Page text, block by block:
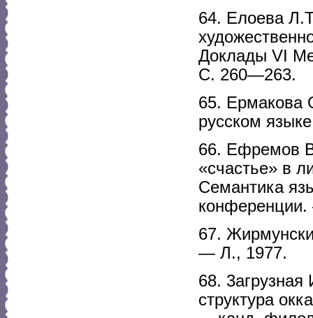
64. Елоева
Доклады VI
С. 260—263.
65. Ермакова
русском
66. Ефремов
«счастье» в
Семантика
67.
— Л., 1977.
68.
структура